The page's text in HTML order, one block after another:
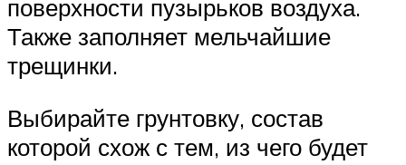
поверхности пузырьков воздуха.
Также заполняет мельчайшие
трещинки.
Выбирайте грунтовку, состав
которой схож с тем, из чего будет